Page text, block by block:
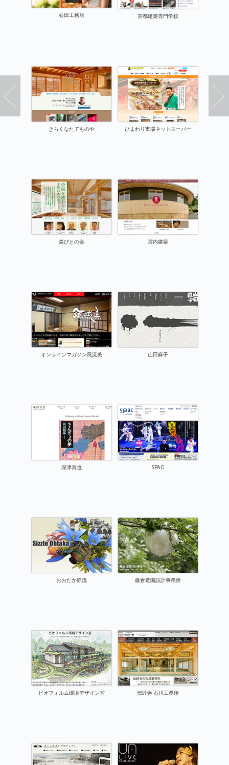
石田工務店 京都建築専門学校
きらくなたてものや ひまわり市場ネットスーパー
森びとの会 宮内建築
オンラインマガジン風流美 山田麻子
深津真也 SPAC
おおたか静流 藤倉造園設計事務所
ビオフォルム環境デザイン室 伝匠舎 石川工務所